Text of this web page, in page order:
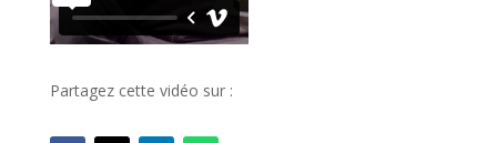
Partagez cette vidéo sur :